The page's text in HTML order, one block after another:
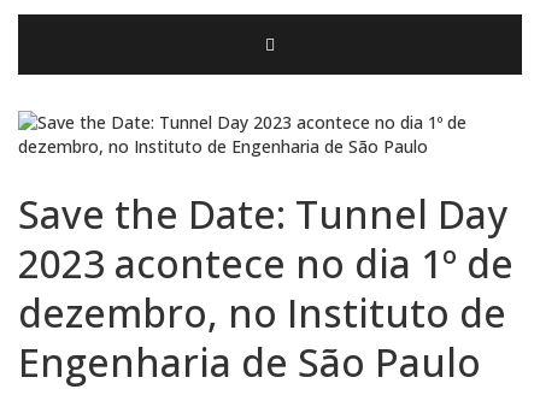
Save the Date: Tunnel Day
2023 acontece no dia 1º de
dezembro, no Instituto de
Engenharia de São Paulo